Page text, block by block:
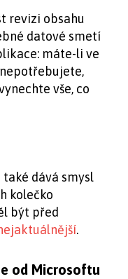
revizi obsahu
datové smetí
máte-li ve
vše, co
také dává smysl
kolečko
být před
.
od Microsoftu